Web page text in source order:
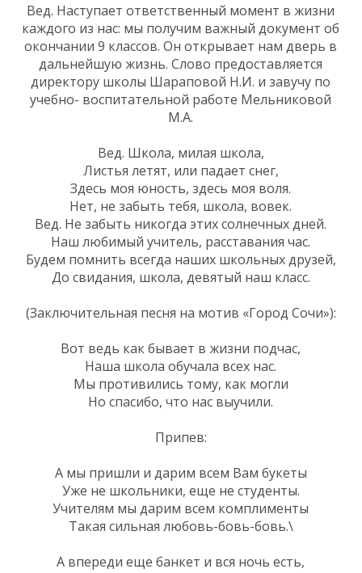
Вед. Наступает ответственный момент в жизни
каждого из нас: мы получим важный документ об
окончании 9 классов. Он открывает нам дверь в
дальнейшую жизнь. Слово предоставляется
директору школы Шараповой Н.И. и завучу по
учебно- воспитательной работе Мельниковой
М.А.
Вед. Школа, милая школа,
Листья летят, или падает снег,
Здесь моя юность, здесь моя воля.
Нет, не забыть тебя, школа, вовек.
Вед. Не забыть никогда этих солнечных дней.
Наш любимый учитель, расставания час.
Будем помнить всегда наших школьных друзей,
До свидания, школа, девятый наш класс.
(Заключительная песня на мотив «Город Сочи»):
Вот ведь как бывает в жизни подчас,
Наша школа обучала всех нас.
Мы противились тому, как могли
Но спасибо, что нас выучили.
Припев:
А мы пришли и дарим всем Вам букеты
Уже не школьники, еще не студенты.
Учителям мы дарим всем комплименты
Такая сильная любовь-бовь-бовь.\
А впереди еще банкет и вся ночь есть,